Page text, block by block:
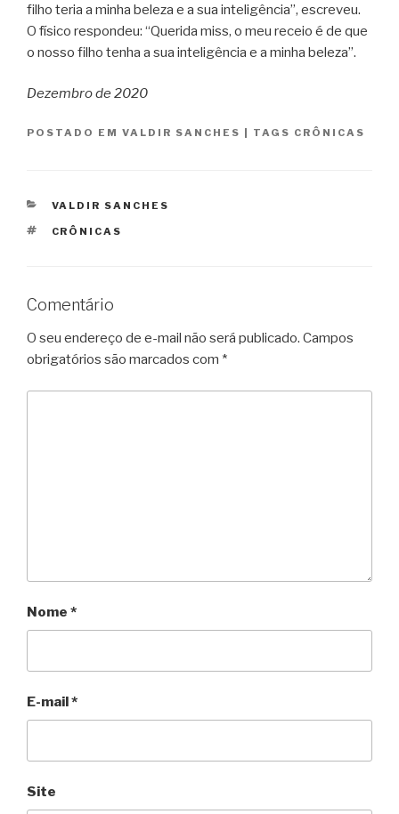
filho teria a minha beleza e a sua inteligência”, escreveu.
O físico respondeu: “Querida miss, o meu receio é de que
o nosso filho tenha a sua inteligência e a minha beleza”.
Dezembro de 2020
POSTADO EM VALDIR SANCHES | TAGS CRÔNICAS
CATEGORIAS
VALDIR SANCHES
TAGS
CRÔNICAS
Comentário
O seu endereço de e-mail não será publicado. Campos
obrigatórios são marcados com *
Nome *
E-mail*
Site